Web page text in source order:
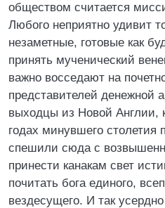
обществом считается
Любого неприятно удивит
незаметные, готовые как
принять мученический
важно восседают на
представителей денежной
выходцы из Новой Англии,
годах минувшего столетия
спешили сюда с
принести канакам свет
почитать бога единого,
вездесущего. И так